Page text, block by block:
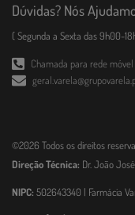
Dúvidas? Nós
( Segunda a Sexta das 9h00-
Chamada para rede
©2026 Todos os direitos
Direção Técnica: Dr. João
NIPC: 502643340 | Farmácia